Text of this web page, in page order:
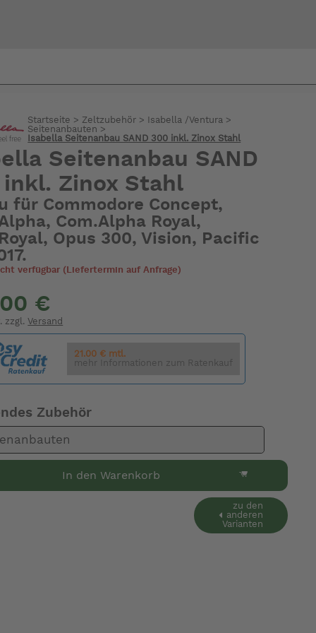
Startseite > Zeltzubehör > Isabella /Ventura >
Seitenanbauten >
Isabella Seitenanbau SAND 300 inkl. Zinox Stahl
Seitenanbau SAND
Zinox Stahl
für Commodore Concept,
Com.Alpha Royal,
Opus 300, Vision, Pacific
verfügbar (Liefertermin auf Anfrage)
€
zzgl. Versand
21.00 € mtl.
mehr Informationen zum Ratenkauf
Zubehör
In den Warenkorb
zu den
anderen
Varianten